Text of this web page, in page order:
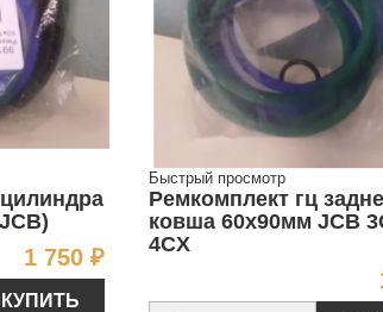
1 750 ₽Цена
КУПИТЬ
Быстрый просмотр
Ремкомплект гц
ковша 60х90мм JCB
4CX